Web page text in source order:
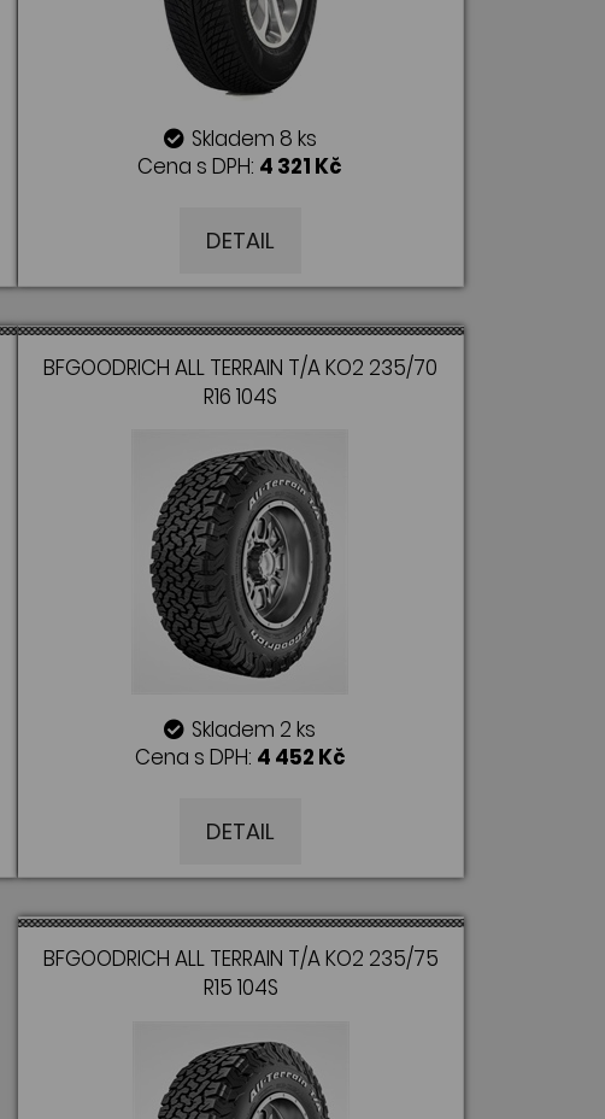
Skladem 8 ks
Cena s DPH: 4 321 Kč
DETAIL
BFGOODRICH ALL TERRAIN T/A KO2 235/70
R16 104S
Skladem 2 ks
Cena s DPH: 4 452 Kč
DETAIL
BFGOODRICH ALL TERRAIN T/A KO2 235/75
R15 104S